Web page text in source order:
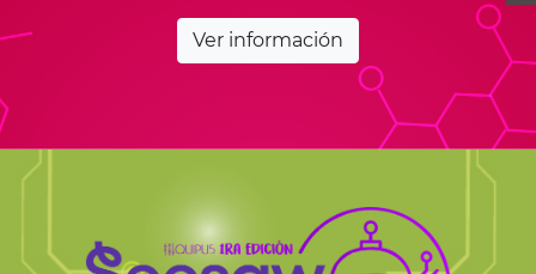
Ver información